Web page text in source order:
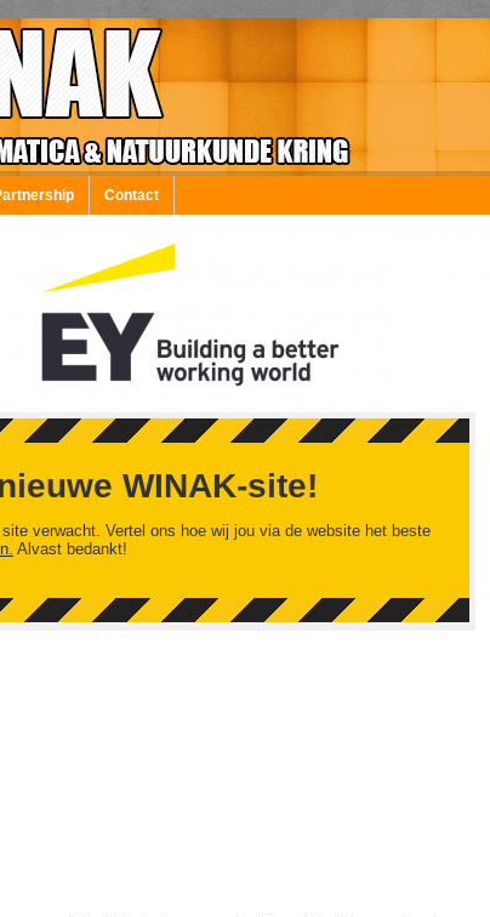
Contact
WINAK-site!
verwacht. Vertel ons hoe wij jou via de website het beste
Alvast bedankt!